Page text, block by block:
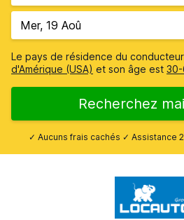
Le pays de résidence du
d'Amérique (USA) et son âge est
Recherchez
✓ Aucuns frais cachés ✓ Assistance